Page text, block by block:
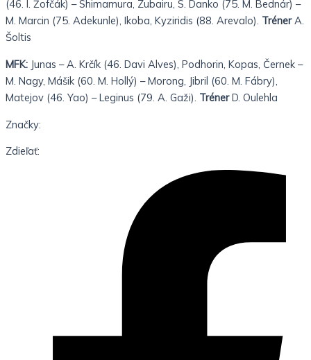
(46. I. Žofčák) – Shimamura, Zubairu, S. Danko (75. M. Bednár) –
M. Marcin (75. Adekunle), Ikoba, Kyziridis (88. Arevalo). TrénerA.
Šoltis
MFK: Junas – A. Krčík (46. Davi Alves), Podhorin, Kopas, Černek –
M. Nagy, Mášik (60. M. Hollý) – Morong, Jibril (60. M. Fábry),
Matejov (46. Yao) – Leginus (79. A. Gaži). TrénerD. Oulehla
Značky:
Zdieľať: